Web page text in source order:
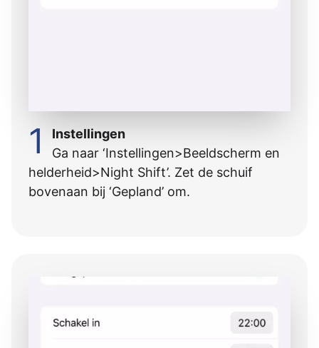
1
Instellingen
Ga naar ‘Instellingen>Beeldscherm en
helderheid>Night Shift’. Zet de schuif
bovenaan bij ‘Gepland’ om.